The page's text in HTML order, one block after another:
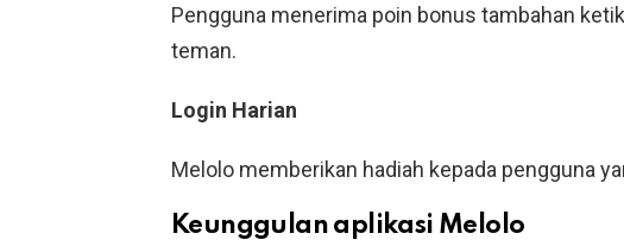
Pengguna menerima poin bonus tambahan
teman.
Login Harian
Melolo memberikan hadiah kepada pengguna
Keunggulan aplikasi Melolo